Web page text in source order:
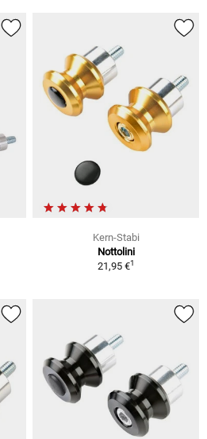
Kern-Stabi
Nottolini
21,95 €1